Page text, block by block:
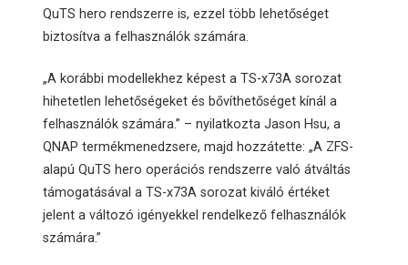
QuTS hero rendszerre is, ezzel több lehetőséget
biztosítva a felhasználók számára.
„A korábbi modellekhez képest a TS-x73A sorozat
hihetetlen lehetőségeket és bővíthetőséget kínál a
felhasználók számára.” – nyilatkozta Jason Hsu, a
QNAP termékmenedzsere, majd hozzátette: „A ZFS-
alapú QuTS hero operációs rendszerre való átváltás
támogatásával a TS-x73A sorozat kiváló értéket
jelent a változó igényekkel rendelkező felhasználók
számára.”